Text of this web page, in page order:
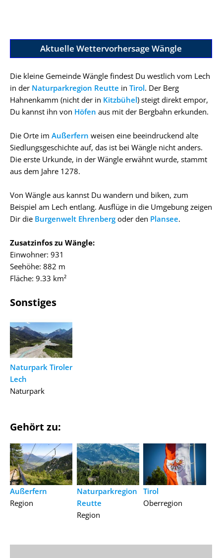
Aktuelle Wettervorhersage Wängle
Die kleine Gemeinde Wängle findest Du westlich vom Lech
in der Naturparkregion Reutte in Tirol. Der Berg
Hahnenkamm (nicht der in Kitzbühel) steigt direkt empor,
Du kannst ihn von Höfen aus mit der Bergbahn erkunden.
Die Orte im Außerfern weisen eine beeindruckend alte
Siedlungsgeschichte auf, das ist bei Wängle nicht anders.
Die erste Urkunde, in der Wängle erwähnt wurde, stammt
aus dem Jahre 1278.
Von Wängle aus kannst Du wandern und biken, zum
Beispiel am Lech entlang. Ausflüge in die Umgebung zeigen
Dir die Burgenwelt Ehrenberg oder den Plansee.
Zusatzinfos zu Wängle:
Einwohner: 931
Seehöhe: 882 m
Fläche: 9.33 km²
Sonstiges
Naturpark Tiroler
Lech
Naturpark
Gehört zu:
Außerfern
Region
Naturparkregion
Reutte
Region
Tirol
Oberregion